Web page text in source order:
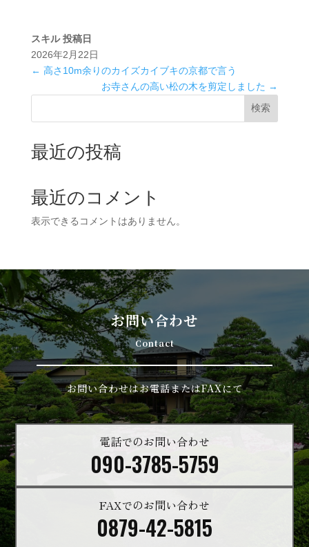
スキル 投稿日
2026年2月22日
← 高さ10m余りのカイズカイブキの京都で言う
お寺さんの高い松の木を剪定しました →
検索
最近の投稿
最近のコメント
表示できるコメントはありません。
お問い合わせ
Contact
お問い合わせはお電話またはFAXにて
電話でのお問い合わせ
090-3785-5759
FAXでのお問い合わせ
0879-42-5815